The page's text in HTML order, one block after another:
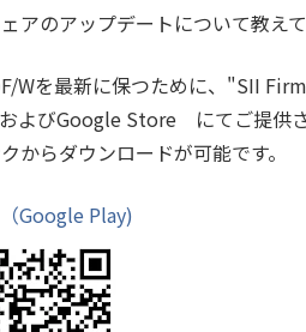
アのアップデートについて教えて
Wを最新に保つために、"SII
よびGoogle Store にてご提供さ
からダウンロードが可能です。
Google Play)